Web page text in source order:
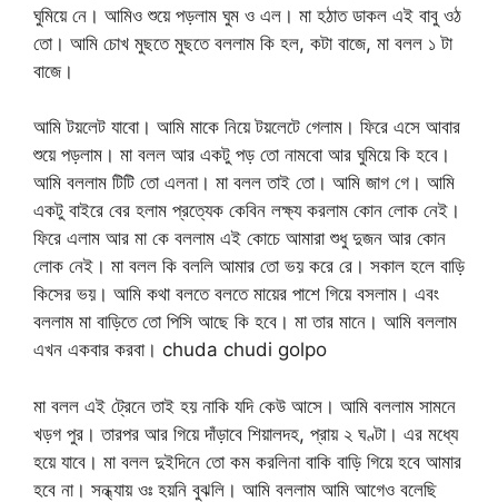
ঘুমিয়ে নে। আমিও শুয়ে পড়লাম ঘুম ও এল। মা হঠাত ডাকল এই বাবু ওঠ
তো। আমি চোখ মুছতে মুছতে বললাম কি হল, কটা বাজে, মা বলল ১ টা
বাজে।
আমি টয়লেট যাবো। আমি মাকে নিয়ে টয়লেটে গেলাম। ফিরে এসে আবার
শুয়ে পড়লাম। মা বলল আর একটু পড় তো নামবো আর ঘুমিয়ে কি হবে।
আমি বললাম টিটি তো এলনা। মা বলল তাই তো। আমি জাগ গে। আমি
একটু বাইরে বের হলাম প্রত্যেক কেবিন লক্ষ্য করলাম কোন লোক নেই।
ফিরে এলাম আর মা কে বললাম এই কোচে আমারা শুধু দুজন আর কোন
লোক নেই। মা বলল কি বললি আমার তো ভয় করে রে। সকাল হলে বাড়ি
কিসের ভয়। আমি কথা বলতে বলতে মায়ের পাশে গিয়ে বসলাম। এবং
বললাম মা বাড়িতে তো পিসি আছে কি হবে। মা তার মানে। আমি বললাম
এখন একবার করবা। chuda chudi golpo
মা বলল এই ট্রেনে তাই হয় নাকি যদি কেউ আসে। আমি বললাম সামনে
খড়গ পুর। তারপর আর গিয়ে দাঁড়াবে শিয়ালদহ, প্রায় ২ ঘণ্টা। এর মধ্যে
হয়ে যাবে। মা বলল দুইদিনে তো কম করলিনা বাকি বাড়ি গিয়ে হবে আমার
হবে না। সন্ধ্যায় ওঃ হয়নি বুঝলি। আমি বললাম আমি আগেও বলেছি